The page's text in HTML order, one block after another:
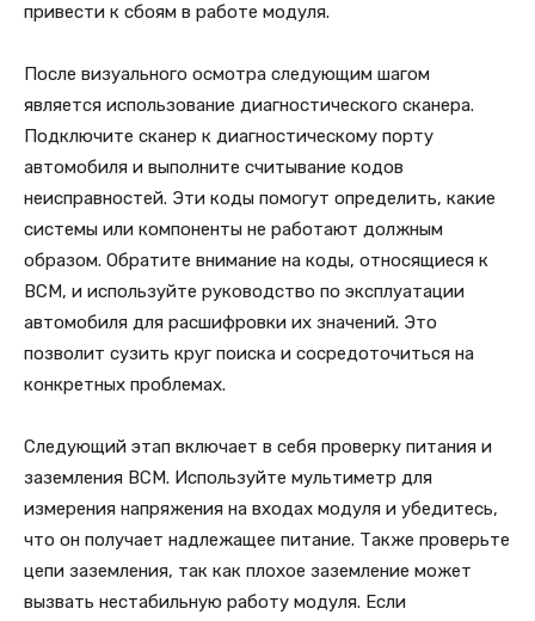
привести к сбоям в работе модуля.
После визуального осмотра следующим шагом
является использование диагностического сканера.
Подключите сканер к диагностическому порту
автомобиля и выполните считывание кодов
неисправностей. Эти коды помогут определить, какие
системы или компоненты не работают должным
образом. Обратите внимание на коды, относящиеся к
BCM, и используйте руководство по эксплуатации
автомобиля для расшифровки их значений. Это
позволит сузить круг поиска и сосредоточиться на
конкретных проблемах.
Следующий этап включает в себя проверку питания и
заземления BCM. Используйте мультиметр для
измерения напряжения на входах модуля и убедитесь,
что он получает надлежащее питание. Также проверьте
цепи заземления, так как плохое заземление может
вызвать нестабильную работу модуля. Если